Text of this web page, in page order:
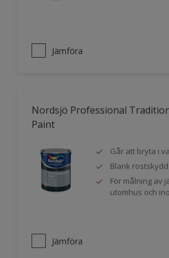
Jämföra
Nordsjö Professional
Paint
Går att bryta i
Blank
För målning av
utomhus och
Jämföra